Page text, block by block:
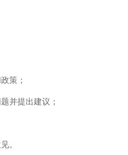
策；
并提出建议；
。